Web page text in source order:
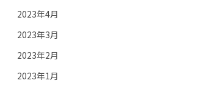
2023年4月
2023年3月
2023年2月
2023年1月